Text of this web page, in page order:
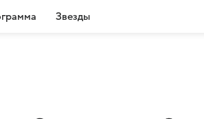
Звезды